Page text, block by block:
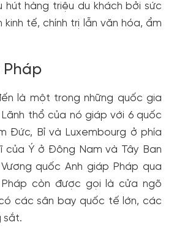
hút hàng triệu du khách bởi sức
kinh tế, chính trị lẫn văn hóa, ẩm
Pháp
là một trong những quốc gia
Lãnh thổ của nó giáp với 6 quốc
Đức, Bỉ và Luxembourg ở phía
của Ý ở Đông Nam và Tây Ban
quốc Anh giáp Pháp qua
Pháp còn được gọi là cửa ngõ
các sân bay quốc tế lớn, các
sắt.